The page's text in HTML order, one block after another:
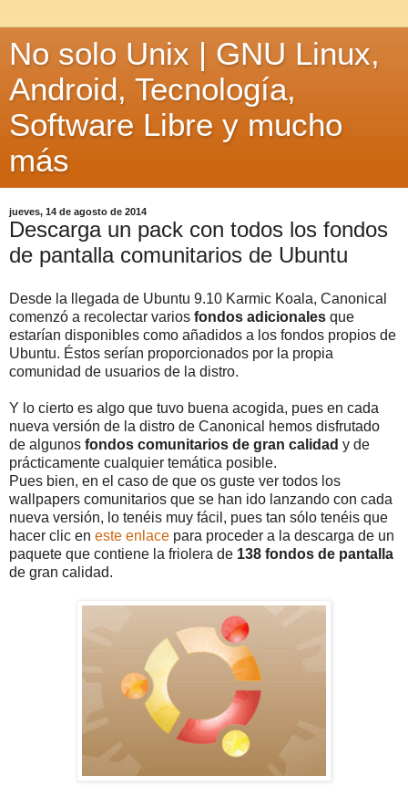
No solo Unix | GNU Linux,
Android, Tecnología,
Software Libre y mucho
más
jueves, 14 de agosto de 2014
Descarga un pack con todos los fondos
de pantalla comunitarios de Ubuntu
Desde la llegada de Ubuntu 9.10 Karmic Koala, Canonical
comenzó a recolectar varios fondos adicionales que
estarían disponibles como añadidos a los fondos propios de
Ubuntu. Éstos serían proporcionados por la propia
comunidad de usuarios de la distro.
Y lo cierto es algo que tuvo buena acogida, pues en cada
nueva versión de la distro de Canonical hemos disfrutado
de algunos fondos comunitarios de gran calidad y de
prácticamente cualquier temática posible.
Pues bien, en el caso de que os guste ver todos los
wallpapers comunitarios que se han ido lanzando con cada
nueva versión, lo tenéis muy fácil, pues tan sólo tenéis que
hacer clic en este enlace para proceder a la descarga de un
paquete que contiene la friolera de 138 fondos de pantalla
de gran calidad.